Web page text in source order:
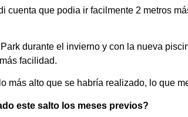
cuenta que podia ir facilmente 2 metros
durante el invierno y con la nueva
facilidad.
más alto que se habría realizado, lo que
este salto los meses previos?